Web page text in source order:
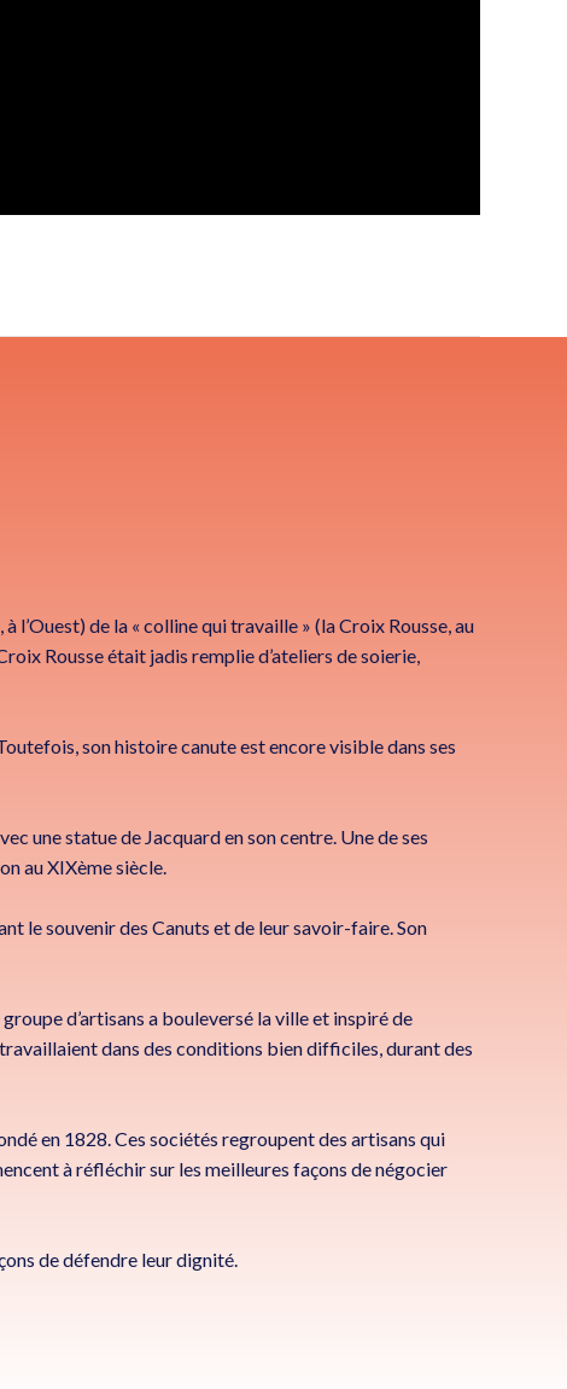
l’Ouest) de la « colline qui travaille » (la Croix Rousse, au
Rousse était jadis remplie d’ateliers de soierie,
son histoire canute est encore visible dans ses
une statue de Jacquard en son centre. Une de ses
au XIXème siècle.
le souvenir des Canuts et de leur savoir-faire. Son
d’artisans a bouleversé la ville et inspiré de
dans des conditions bien difficiles, durant des
en 1828. Ces sociétés regroupent des artisans qui
à réfléchir sur les meilleures façons de négocier
de défendre leur dignité.